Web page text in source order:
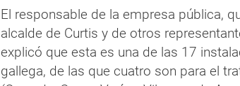
El responsable de la empresa pública,
alcalde de Curtis y de otros
explicó que esta es una de las 17
gallega, de las que cuatro son para el